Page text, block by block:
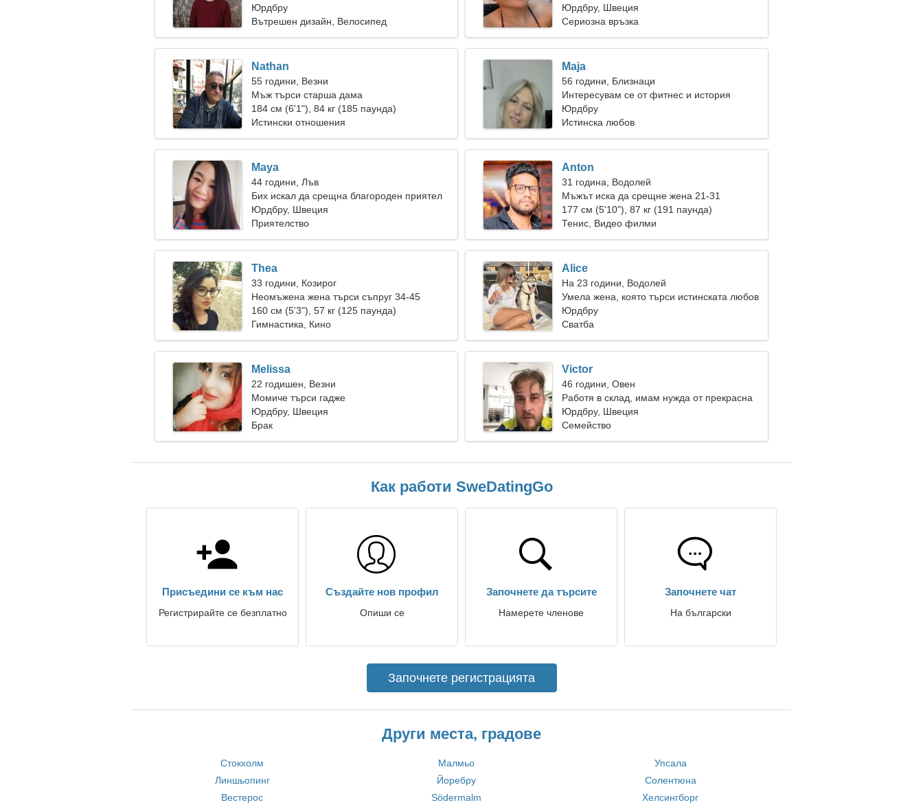
Юрдбру
Вътрешен дизайн, Велосипед
Юрдбру, Швеция
Сериозна връзка
Nathan
55 години, Везни
Мъж търси старша дама
184 см (6'1"), 84 кг (185 паунда)
Истински отношения
Maja
56 години, Близнаци
Интересувам се от фитнес и история
Юрдбру
Истинска любов
Maya
44 години, Лъв
Бих искал да срещна благороден приятел
Юрдбру, Швеция
Приятелство
Anton
31 година, Водолей
Мъжът иска да срещне жена 21-31
177 см (5'10"), 87 кг (191 паунда)
Тенис, Видео филми
Thea
33 години, Козирог
Неомъжена жена търси съпруг 34-45
160 см (5'3"), 57 кг (125 паунда)
Гимнастика, Кино
Alice
На 23 години, Водолей
Умела жена, която търси истинската любов
Юрдбру
Сватба
Melissa
22 годишен, Везни
Момиче търси гадже
Юрдбру, Швеция
Брак
Victor
46 години, Овен
Работя в склад, имам нужда от прекрасна
жена
Юрдбру, Швеция
Семейство
Как работи SweDatingGo
Присъедини се към нас
Регистрирайте се безплатно
Създайте нов профил
Опиши се
Започнете да търсите
Намерете членове
Започнете чат
На български
Започнете регистрацията
Други места, градове
Стокхолм Малмьо
Упсала
Линшьопинг
Йоребру
Солентюна
Вестерос
Södermalm Хелсингборг